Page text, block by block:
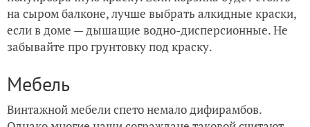
на сыром балконе, лучше выбрать алкидные краски,
если в доме — дышащие водно-дисперсионные. Не
забывайте про грунтовку под краску.
Мебель
Винтажной мебели спето немало дифирамбов.